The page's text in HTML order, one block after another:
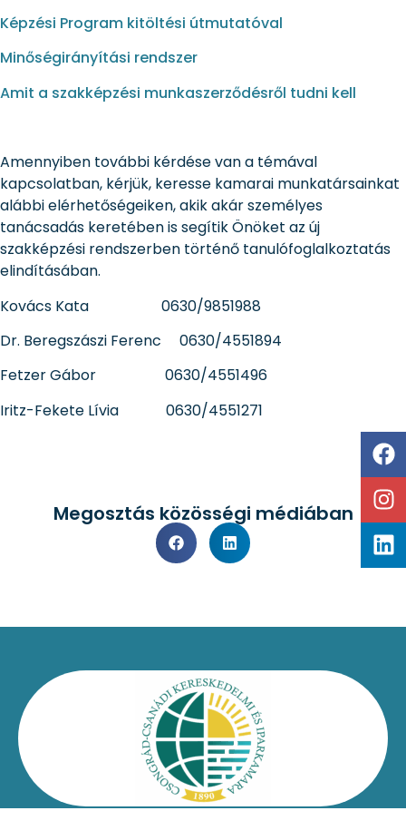
Képzési Program kitöltési útmutatóval
Minőségirányítási rendszer
Amit a szakképzési munkaszerződésről tudni kell
Amennyiben további kérdése van a témával
kapcsolatban, kérjük, keresse kamarai munkatársainkat
alábbi elérhetőségeiken, akik akár személyes
tanácsadás keretében is segítik Önöket az új
szakképzési rendszerben történő tanulófoglalkoztatás
elindításában.
Kovács Kata 0630/9851988
Dr. Beregszászi Ferenc 0630/4551894
Fetzer Gábor 0630/4551496
Iritz-Fekete Lívia 0630/4551271
Megosztás közösségi médiában